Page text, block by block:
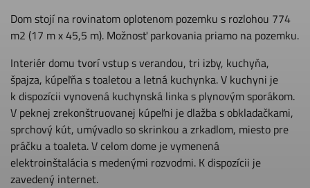
Dom stojí na rovinatom oplotenom pozemku s rozlohou 774
m2 (17 m x 45,5 m). Možnosť parkovania priamo na pozemku.
Interiér domu tvorí vstup s verandou, tri izby, kuchyňa,
špajza, kúpeľňa s toaletou a letná kuchynka. V kuchyni je
k dispozícii vynovená kuchynská linka s plynovým sporákom.
V peknej zrekonštruovanej kúpeľni je dlažba s obkladačkami,
sprchový kút, umývadlo so skrinkou a zrkadlom, miesto pre
práčku a toaleta. V celom dome je vymenená
elektroinštalácia s medenými rozvodmi. K dispozícii je
zavedený internet.